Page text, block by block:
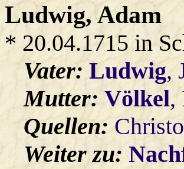
Ludwig, Adam
* 20.04.1715 in
Vater:Ludwig,
Mutter:Völkel,
Quellen:
Weiter zu: